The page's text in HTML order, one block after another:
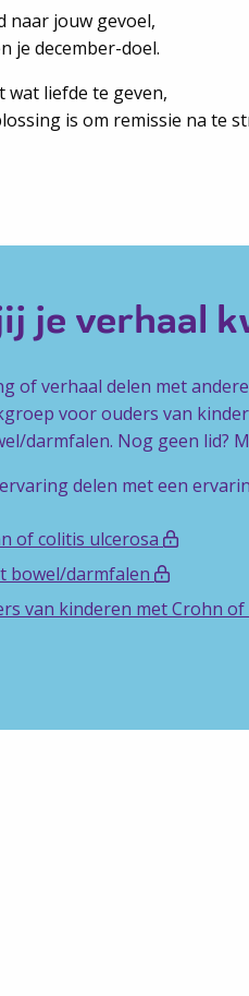
naar jouw gevoel,
je december-doel.
wat liefde te geven,
is om remissie na te
je verhaal
of verhaal delen met
voor ouders van
darmfalen. Nog geen lid?
delen met een
of colitis ulcerosa
bowel/darmfalen
van kinderen met Crohn